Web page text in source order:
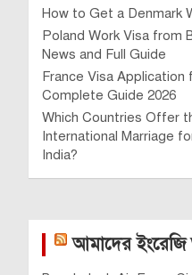
How to Get a Denmark
Poland Work Visa from
News and Full Guide
France Visa Application
Complete Guide 2026
Which Countries Offer
International Marriage
India?
আমাদের ইংরেজি